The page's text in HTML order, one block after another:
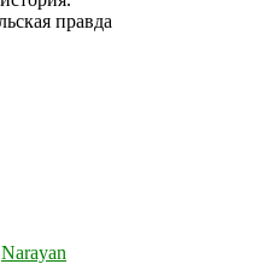
правда
Narayan